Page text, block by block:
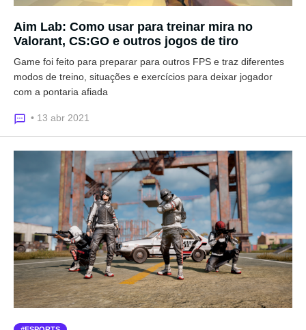
Aim Lab: Como usar para treinar mira no
Valorant, CS:GO e outros jogos de tiro
Game foi feito para preparar para outros FPS e traz diferentes
modos de treino, situações e exercícios para deixar jogador
com a pontaria afiada
• 13 abr 2021